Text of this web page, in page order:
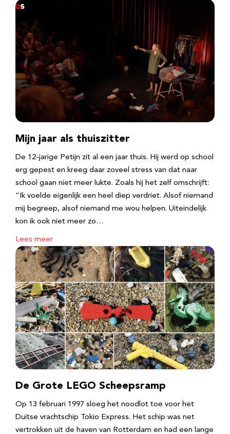
Mijn jaar als thuiszitter
De 12-jarige Petijn zit al een jaar thuis. Hij werd op school
erg gepest en kreeg daar zoveel stress van dat naar
school gaan niet meer lukte. Zoals hij het zelf omschrijft:
“Ik voelde eigenlijk een heel diep verdriet. Alsof niemand
mij begreep, alsof niemand me wou helpen. Uiteindelijk
kon ik ook niet meer zo…
Lees meer
De Grote LEGO Scheepsramp
Op 13 februari 1997 sloeg het noodlot toe voor het
Duitse vrachtschip Tokio Express. Het schip was net
vertrokken uit de haven van Rotterdam en had een lange